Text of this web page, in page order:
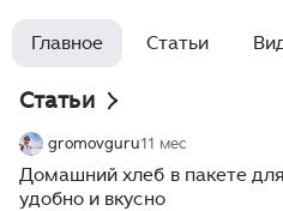
жиров, а также
количеством пшеничной
приготовления
выпечкой без вреда для
принципы низкоуглеводного
Главное Статьи
Статьи
gromovguru11 мес
Домашний хлеб в пакете
удобно и вкусно